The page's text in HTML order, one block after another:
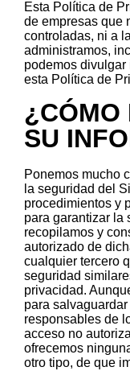
Esta Política de
de empresas que
controladas, ni a
administramos,
podemos
esta Política de
¿CÓMO
SU
Ponemos mucho
la seguridad del
procedimientos y
para garantizar la
recopilamos y
autorizado de
cualquier tercero
seguridad
privacidad.
para
responsables de
acceso no
ofrecemos
otro tipo, de que